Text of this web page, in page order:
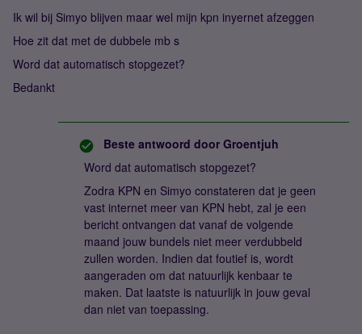
Ik wil bij Simyo blijven maar wel mijn kpn inyernet afzeggen
Hoe zit dat met de dubbele mb s
Word dat automatisch stopgezet?
Bedankt
Beste antwoord door Groentjuh
Word dat automatisch stopgezet?
Zodra KPN en Simyo constateren dat je geen
vast internet meer van KPN hebt, zal je een
bericht ontvangen dat vanaf de volgende
maand jouw bundels niet meer verdubbeld
zullen worden. Indien dat foutief is, wordt
aangeraden om dat natuurlijk kenbaar te
maken. Dat laatste is natuurlijk in jouw geval
dan niet van toepassing.